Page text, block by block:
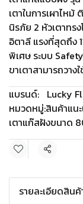
เตาในการเผาไห
นิรภัย 2 หัวเตาทร
อิตาลี แรงที่สุดถึง
พิเศษ ระบบ
ขาเตาสามารถวา
แบรนด์: Lucky
หมวดหมู่:สินค้าแน
เตาแก๊สฝังขนาด
แชร์
รายละเอียดสินค้